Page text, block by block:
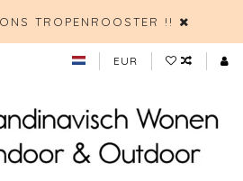
TROPENROOSTER !!
EUR